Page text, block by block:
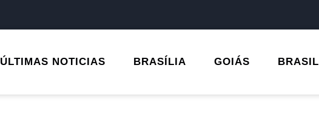
ÚLTIMAS NOTICIAS BRASÍLIA GOIÁS BRASIL